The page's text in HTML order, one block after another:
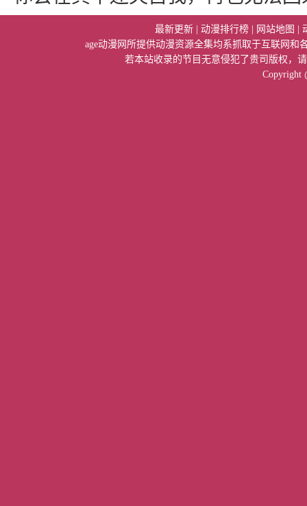
最新更新 动漫排行榜 网站地图
age动漫网所提供动漫资源全集均系抓取于互联网
若本站收录的节目无意侵犯了贵司版权，
Copyright